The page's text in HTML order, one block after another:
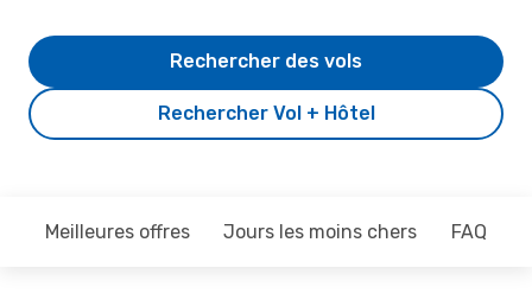
Rechercher Vol + Hôtel
Rechercher des vols
Meilleures offres Jours les moins chers FAQ